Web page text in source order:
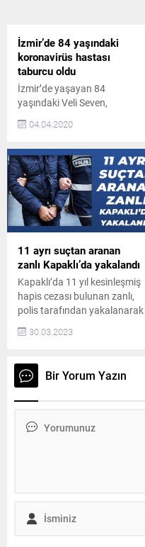
hazırlanan Pınarça Yolu
üzerindeki Kurbanlık Hayvan
Satış ve Kesim Yeri’nde
kurbanlık hayvan satışları
devam ediyor.
“VATANDAŞLARIMIZA
HİZMET VERECEĞİZ”...
İzmir’de 84 yaşındaki
koronavirüs hastası
taburcu oldu
İzmir’de yaşayan 84
yaşındaki Veli Seven,
koronavirüs teşhisiyle tedavi
gördüğü Bornova Türkan
Hastanesi’nden taburcu oldu
Kentteki bir huzurevinde
kalan Veli Seven, ateşinin
çıkması üzerine Bornova
Türkan Özilhan Devlet
Hastanesi’ne kaldırıldı.
COVID-19 testi pozitif çıkan
Seven, hastanede tedavi
altına alındı. İlaç tedavisine
başlanan Seven’e daha
sonra iki test daha...
04.04.2020
11 ayrı suçtan aranan
zanlı Kapaklı’da yakalandı
Kapaklı’da 11 yıl kesinleşmiş
hapis cezası bulunan zanlı,
polis tarafından yakalanarak
İlçe Emniyet Müdürlüğü
konut dokunmazlığı ihlali,
kasten adam yaralama
11 ay kesinleşmiş hapis
30.03.2023
Bir Yorum Yazın